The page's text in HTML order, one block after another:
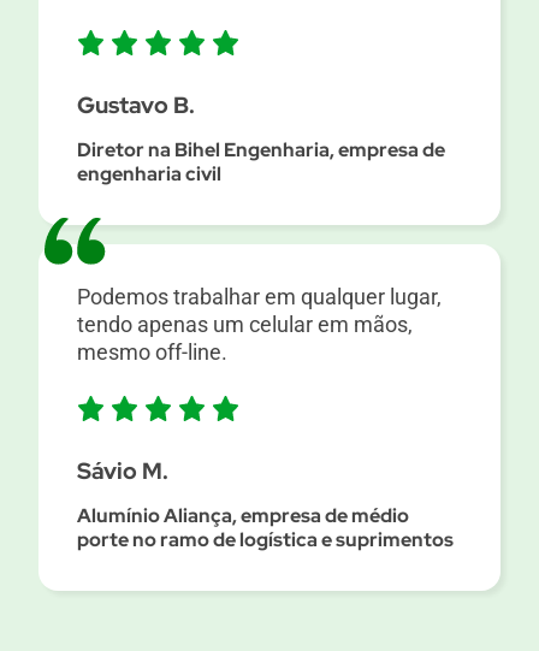
Gustavo B.
Diretor na Bihel Engenharia, empresa de
engenharia civil
Podemos trabalhar em qualquer lugar,
tendo apenas um celular em mãos,
mesmo off-line.
Sávio M.
Alumínio Aliança, empresa de médio
porte no ramo de logística e suprimentos